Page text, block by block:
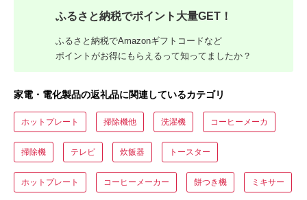
ふるさと納税でポイント大量GET！
ふるさと納税でAmazonギフトコードなど
ポイントがお得にもらえるって知ってましたか？
家電・電化製品の返礼品に関連しているカテゴリ
ホットプレート 掃除機他 洗濯機 コーヒーメーカ
掃除機 テレビ 炊飯器 トースター
ホットプレート コーヒーメーカー 餅つき機 ミキサー